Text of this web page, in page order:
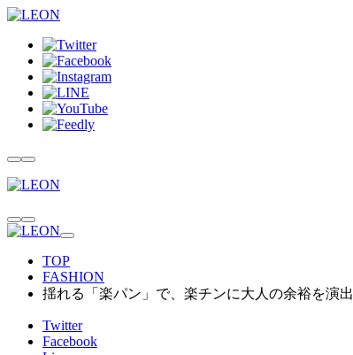
TOP
FASHION
揺れる「楽パン」で、楽チンに大人の余裕を演出
Twitter
Facebook